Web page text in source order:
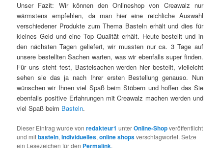
Unser Fazit: Wir können den Onlineshop von Creawalz nur
wärmstens empfehlen, da man hier eine reichliche Auswahl
verschiedener Produkte zum Thema Basteln erhält und dies für
kleines Geld und eine Top Qualität erhält. Heute bestellt und in
den nächsten Tagen geliefert, wir mussten nur ca. 3 Tage auf
unsere bestellten Sachen warten, was wir ebenfalls super finden.
Für uns steht fest, Bastelsachen werden hier bestellt, vielleicht
sehen sie das ja nach Ihrer ersten Bestellung genauso. Nun
wünschen wir Ihnen viel Spaß beim Stöbern und hoffen das Sie
ebenfalls positive Erfahrungen mit Creawalz machen werden und
viel Spaß beim Basteln.
Dieser Eintrag wurde vonredakteur1 unterOnline-Shopveröffentlicht
und mitbasteln,Individuelles,online shopsverschlagwortet. Setze
ein Lesezeichen für den Permalink.